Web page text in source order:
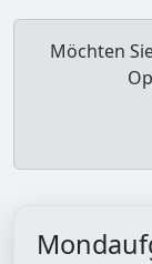
Möchten